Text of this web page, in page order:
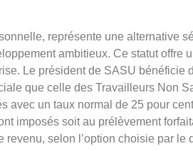
représente une alternative
ambitieux. Ce statut offre
Le président de SASU bénéficie
que celle des Travailleurs Non
avec un taux normal de 25 pour
imposés soit au prélèvement
revenu, selon l’option choisie par le